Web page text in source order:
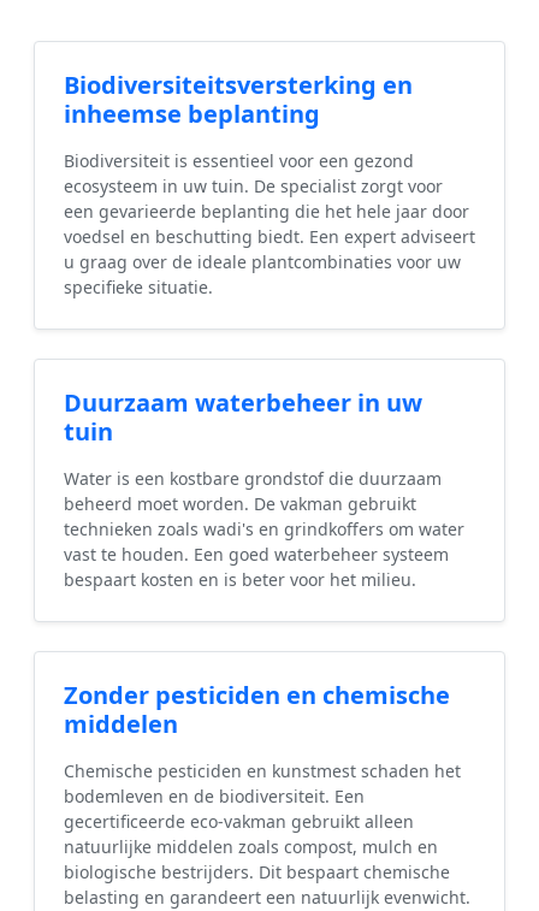
Biodiversiteitsversterking en
inheemse beplanting
Biodiversiteit is essentieel voor een gezond
ecosysteem in uw tuin. De specialist zorgt voor
een gevarieerde beplanting die het hele jaar door
voedsel en beschutting biedt. Een expert adviseert
u graag over de ideale plantcombinaties voor uw
specifieke situatie.
Duurzaam waterbeheer in uw
tuin
Water is een kostbare grondstof die duurzaam
beheerd moet worden. De vakman gebruikt
technieken zoals wadi's en grindkoffers om water
vast te houden. Een goed waterbeheer systeem
bespaart kosten en is beter voor het milieu.
Zonder pesticiden en chemische
middelen
Chemische pesticiden en kunstmest schaden het
bodemleven en de biodiversiteit. Een
gecertificeerde eco-vakman gebruikt alleen
natuurlijke middelen zoals compost, mulch en
biologische bestrijders. Dit bespaart chemische
belasting en garandeert een natuurlijk evenwicht.